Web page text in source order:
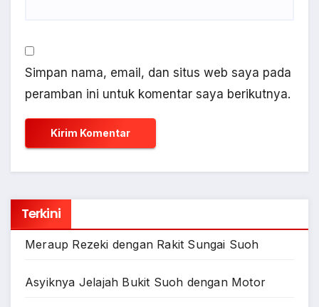
Simpan nama, email, dan situs web saya pada
peramban ini untuk komentar saya berikutnya.
Terkini
Meraup Rezeki dengan Rakit Sungai Suoh
Asyiknya Jelajah Bukit Suoh dengan Motor